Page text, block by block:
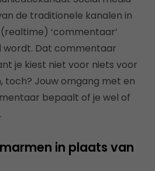
de traditionele kanalen in
‘commentaar’
Dat commentaar
je kiest niet voor niets voor
toch? Jouw omgang met en
bepaalt of je wel of
in plaats van